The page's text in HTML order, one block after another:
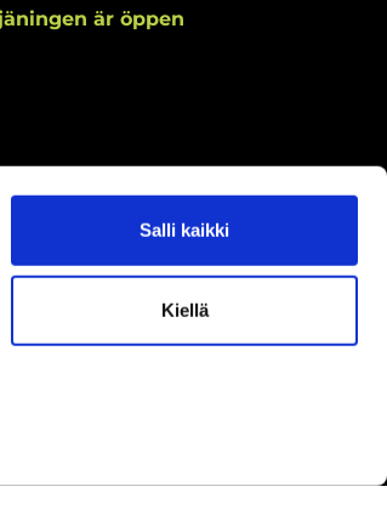
Salli kaikki
Kiellä
är öppen
aukioloaikoina.
öppettider.